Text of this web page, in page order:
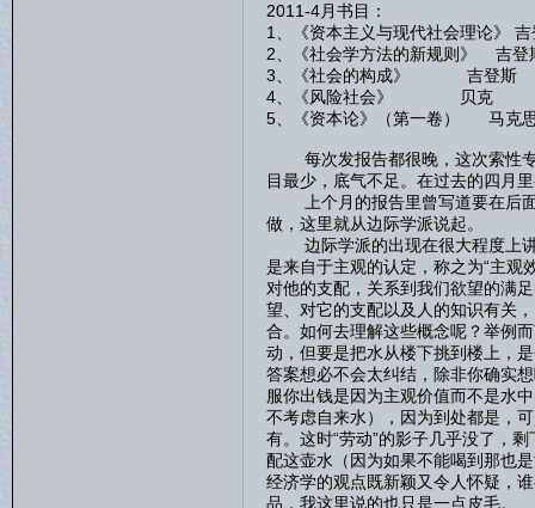
2011-4月书目：
1、《资本主义与现代社会理论》 吉
2、《社会学方法的新规则》 吉登
3、《社会的构成》 吉登斯
4、《风险社会》 贝克
5、《资本论》（第一卷） 马克
每次发报告都很晚，这次索性专
目最少，底气不足。在过去的四月
上个月的报告里曾写道要在后面
做，这里就从边际学派说起。
边际学派的出现在很大程度上讲
是来自于主观的认定，称之为“主观
对他的支配，关系到我们欲望的满
望、对它的支配以及人的知识有关
合。如何去理解这些概念呢？举例
动，但要是把水从楼下挑到楼上，
答案想必不会太纠结，除非你确实
服你出钱是因为主观价值而不是水
不考虑自来水），因为到处都是，
有。这时“劳动”的影子几乎没了，
配这壶水（因为如果不能喝到那也
经济学的观点既新颖又令人怀疑，
品，我这里说的也只是一点皮毛。